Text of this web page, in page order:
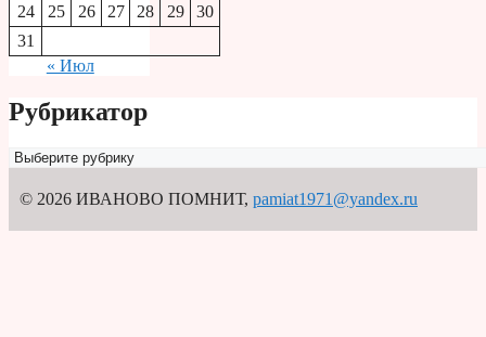
24
25 26 27 28 29
30
31
« Июл
Рубрикатор
Рубрикатор
© 2026 ИВАНОВО ПОМНИТ, pamiat1971@yandex.ru